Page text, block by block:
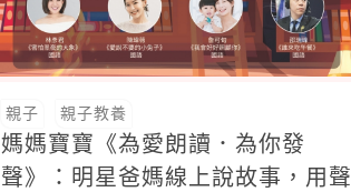
親子 親子教養
媽媽寶寶《為愛朗讀．為你發
聲》：明星爸媽線上說故事，用聲